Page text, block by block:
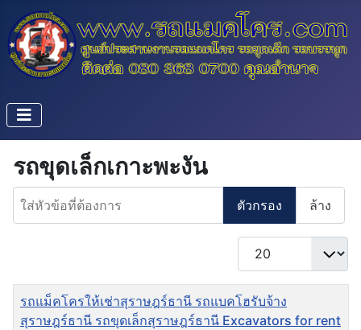
รถขุดเล็กเกาะพะงัน
ใส่หัวข้อที่ต้องการ
ตัวกรอง ล้าง
แสดง #
ชื่อ
รถแม็คโครให้เช่าสุราษฎร์ธานี รถแบคโฮรับจ้าง
สุราษฎร์ธานี รถขุดเล็กสุราษฎร์ธานี Excavators for rent